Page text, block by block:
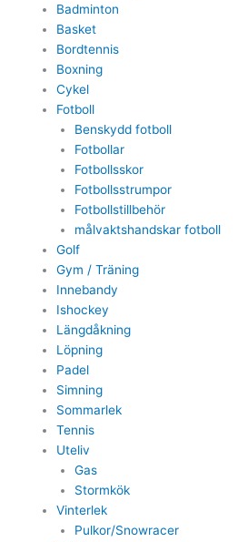
Badminton
Basket
Bordtennis
Boxning
Cykel
Fotboll
Benskydd fotboll
Fotbollar
Fotbollsskor
Fotbollsstrumpor
Fotbollstillbehör
målvaktshandskar fotboll
Golf
Gym / Träning
Innebandy
Ishockey
Längdåkning
Löpning
Padel
Simning
Sommarlek
Tennis
Uteliv
Gas
Stormkök
Vinterlek
Pulkor/Snowracer